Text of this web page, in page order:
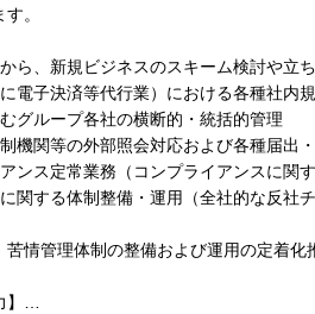
。
ら、新規ビジネスのスキーム検討や立
電子決済等代行業）における各種社内
グループ各社の横断的・統括的管理
機関等の外部照会対応および各種届出
ンス定常業務（コンプライアンスに関
関する体制整備・運用（全社的な反社
苦情管理体制の整備および運用の定着化
】…